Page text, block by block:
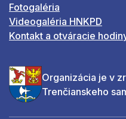
Fotogaléria
Videogaléria HNKPD
Kontakt a otváracie
Organizácia je v
Trenčianskeho